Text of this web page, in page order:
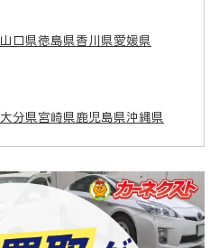
山口県徳島県香川県愛媛県
大分県宮崎県鹿児島県沖縄県